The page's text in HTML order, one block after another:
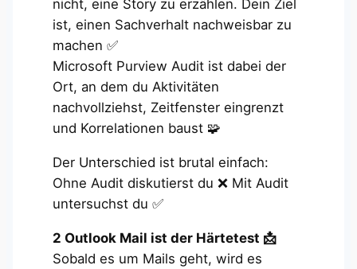
nicht, eine Story zu erzählen. Dein Ziel
ist, einen Sachverhalt nachweisbar zu
machen ✅
Microsoft Purview Audit ist dabei der
Ort, an dem du Aktivitäten
nachvollziehst, Zeitfenster eingrenzt
und Korrelationen baust 🧩
Der Unterschied ist brutal einfach:
Ohne Audit diskutierst du ❌ Mit Audit
untersuchst du ✅
2 Outlook Mail ist der Härtetest 📩
Sobald es um Mails geht, wird es